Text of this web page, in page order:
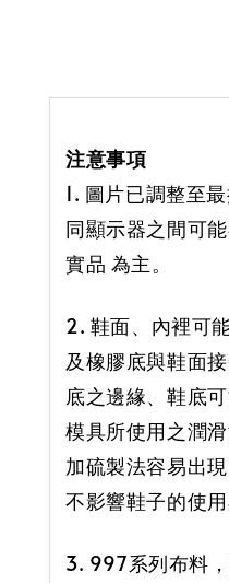
注意事項
1. 圖片已調整至
同顯示器之間可
實品 為主。
2. 鞋面、內裡可
及橡膠底與鞋面
底之邊緣、鞋底
模具所使用之潤
加硫製法容易出
不影響鞋子的使用
3. 997系列布料